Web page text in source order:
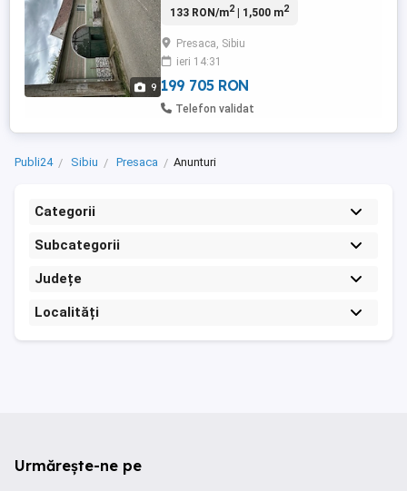
9
Proprietatea dispune de toate utilitățile:
Casa este compusă din două
camere,cămară de depozitare și hol, iar în
partea de jos se află ...
133 RON/m2| 1,500 m2
Presaca, Sibiu
ieri 14:31
199 705 RON
Telefon validat
Publi24 Sibiu Presaca Anunturi
Categorii
Subcategorii
Județe
Localități
Urmărește-ne pe